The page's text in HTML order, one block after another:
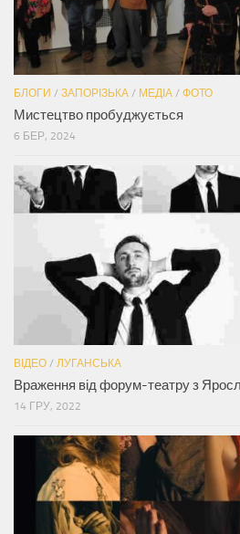
БЛОГИ / ЗАПОРІЗЬКА / МЕДІА / ФОТО
Мистецтво пробуджується
6 БЕР, 2024
ВІДЕО / ЛУГАНСЬКА
Враження від форум-театру з
14 ГРУ, 2022